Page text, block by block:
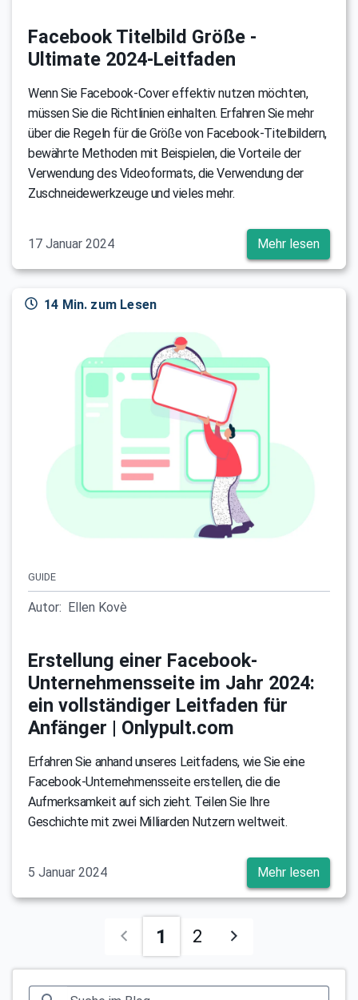
Facebook Titelbild Größe -
Ultimate 2024-Leitfaden
Wenn Sie Facebook-Cover effektiv nutzen möchten,
müssen Sie die Richtlinien einhalten. Erfahren Sie mehr
über die Regeln für die Größe von Facebook-Titelbildern,
bewährte Methoden mit Beispielen, die Vorteile der
Verwendung des Videoformats, die Verwendung der
Zuschneidewerkzeuge und vieles mehr.
17 Januar 2024 Mehr lesen
14 Min. zum Lesen
GUIDE
Autor: Ellen Kovè
Erstellung einer Facebook-
Unternehmensseite im Jahr 2024:
ein vollständiger Leitfaden für
Anfänger | Onlypult.com
Erfahren Sie anhand unseres Leitfadens, wie Sie eine
Facebook-Unternehmensseite erstellen, die die
Aufmerksamkeit auf sich zieht. Teilen Sie Ihre
Geschichte mit zwei Milliarden Nutzern weltweit.
5 Januar 2024 Mehr lesen
1 2